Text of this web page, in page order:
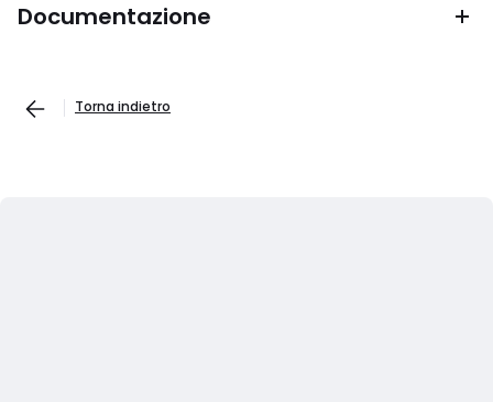
Documentazione
Torna indietro